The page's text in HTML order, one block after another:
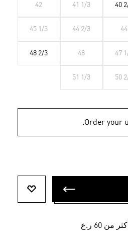
40
41 1/3
42
44
44 2/3
45 1/3
47
48
48 2/3
50
51 1/3
Order your
60 ر.ع